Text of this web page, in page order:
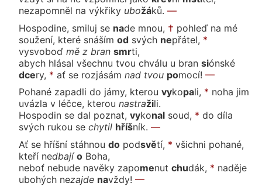
nezapomněl na výkřiky ubožáků. —
Hospodine, smiluj se nade mnou, † pohleď na mé
soužení, které snáším od svých nepřátel, *
vysvoboď mě z bran smrti,
abych hlásal všechnu tvou chválu u bran siónské
dcery, * ať se rozjásám nad tvou pomocí! —
Pohané zapadli do jámy, kterou vykopali, * noha jim
uvázla v léčce, kterou nastražili.
Hospodin se dal poznat, vykonal soud, * do díla
svých rukou se chytil hříšník. —
Ať se hříšní stáhnou do podsvětí, * všichni pohané,
kteří nedbají o Boha,
neboť nebude navěky zapomenut chudák, * naděje
ubohých nezajde navždy! —